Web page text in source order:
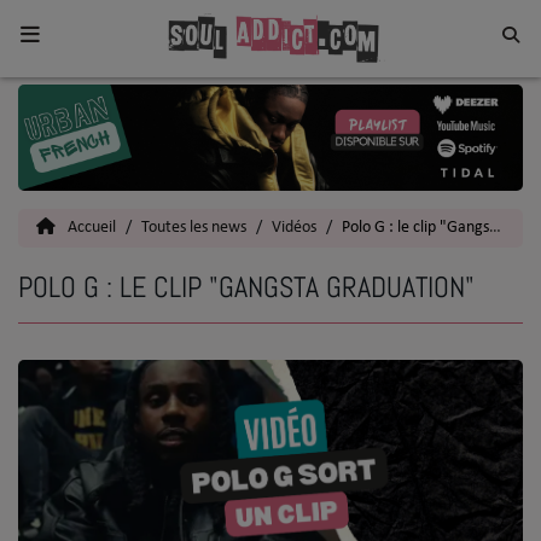
Home
Toutes les News
Actu
Interviews
Talents
Top 5
Accueil Toutes les news Vidéos Polo G : le clip "Gangsta Graduation"
POLO G : LE CLIP "GANGSTA GRADUATION"